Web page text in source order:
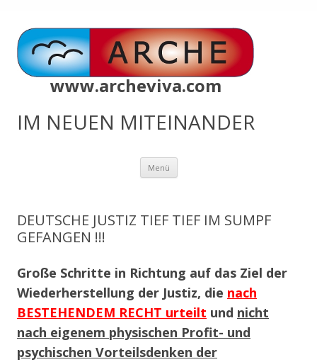
www.archeviva.com
IM NEUEN MITEINANDER
Menü Zum
springen
DEUTSCHE JUSTIZ TIEF TIEF IM SUMPF
GEFANGEN !!!
Große Schritte in Richtung auf das Ziel der
Wiederherstellung der Justiz, die nach
BESTEHENDEM RECHT urteilt und nicht
nach eigenem physischen Profit- und
psychischen Vorteilsdenken der